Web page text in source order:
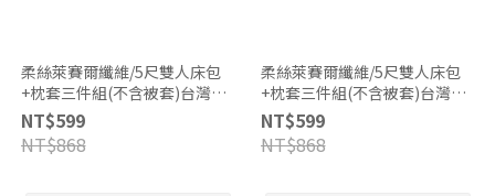
柔絲萊賽爾纖維/5尺雙人床包
+枕套三件組(不含被套)台灣製/
裸膚粉
NT$599
NT$868
柔絲萊賽爾纖維/5尺雙人床包
+枕套三件組(不含被套)台灣
製/HT017
NT$599
NT$868